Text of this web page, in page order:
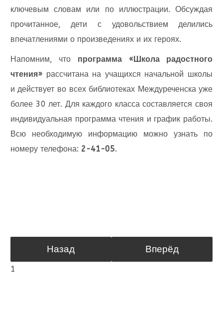
ключевым словам или по иллюстрации. Обсуждая
прочитанное, дети с удовольствием делились
впечатлениями о произведениях и их героях.
Напомним, что программа «Школа радостного
чтения»рассчитана на учащихся начальной школы
и действует во всех библиотеках Междуреченска уже
более 30 лет. Для каждого класса составляется своя
индивидуальная программа чтения и график работы.
Всю необходимую информацию можно узнать по
номеру телефона: 2-41-05.
Назад Вперёд
1